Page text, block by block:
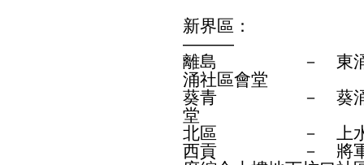
新界區：
———
離島 － 東涌文東
涌社區會堂
葵青 － 葵涌葵盛
堂
北區 － 上水龍運
西貢 － 將軍澳坑